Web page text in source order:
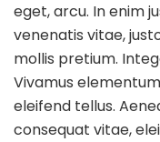
eget, arcu. In enim
venenatis vitae,
mollis pretium.
Vivamus
eleifend tellus.
consequat vitae,